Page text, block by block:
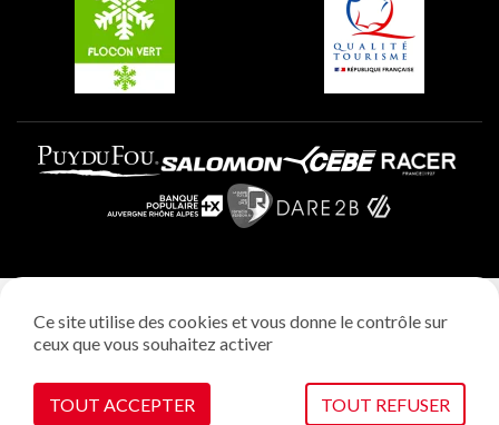
Plagne Aime 2000
Gestion des cookies
Ce site utilise des cookies et vous donne le contrôle sur
ceux que vous souhaitez activer
TOUT ACCEPTER TOUT REFUSER